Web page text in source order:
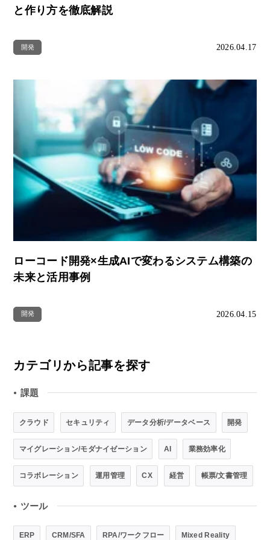
と作り方を徹底解説
開発 2026.04.17
ローコード開発×生成AIで変わるシステム構築の
未来と活用事例
開発 2026.04.15
カテゴリから記事を探す
● 課題
クラウド セキュリティ データ分析/データベース 開発
マイグレーション/モダナイゼーション AI 業務効率化
コラボレーション 運用管理 CX 経営 帳票/文書管理
● ツール
ERP CRM/SFA RPA/ワークフロー Mixed Reality